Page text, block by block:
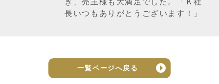
き、売主様も大満足でした。「Ｋ社
長いつもありがとうございます！」
一覧ページへ戻る